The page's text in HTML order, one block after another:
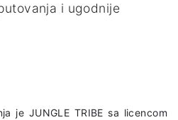
i ugodnije
je JUNGLE TRIBE sa licencom